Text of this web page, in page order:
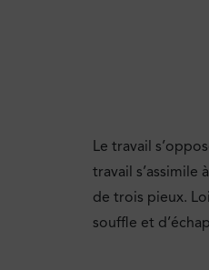
Le travail
travail s’assimile
de trois pieux.
souffle et